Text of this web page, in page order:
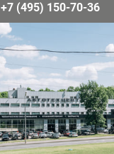
+7 (495) 150-70-36